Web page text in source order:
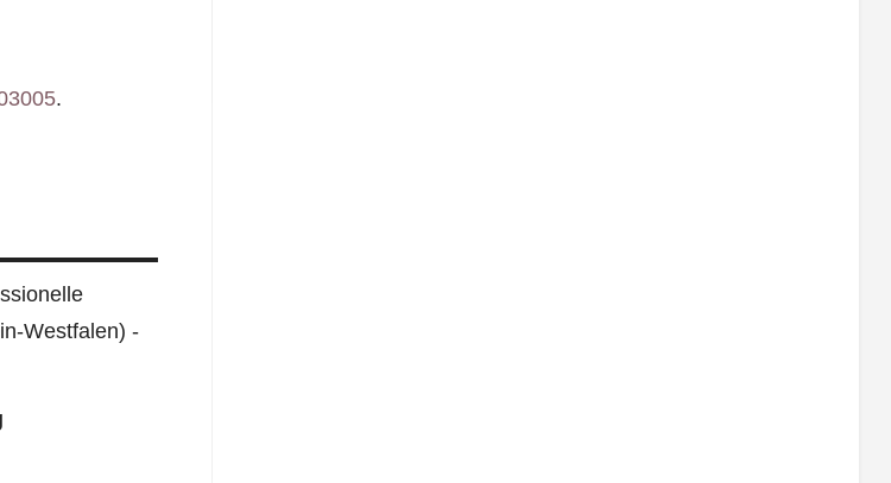
.
Westfalen) -